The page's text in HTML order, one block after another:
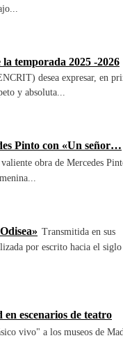
temporada 2025 -2026
desea expresar, en
y absoluta...
Pinto con «Un señor…
obra de Mercedes
Transmitida en sus
por escrito hacia el
escenarios de teatro
vivo" a los museos de